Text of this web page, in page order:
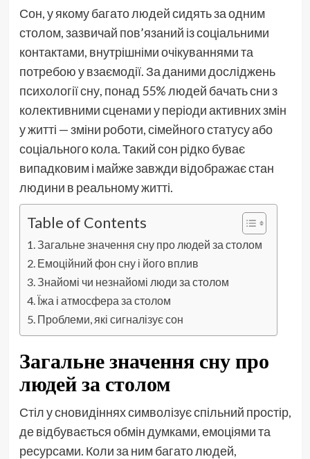
Сон, у якому багато людей сидять за одним
столом, зазвичай пов’язаний із соціальними
контактами, внутрішніми очікуваннями та
потребою у взаємодії. За даними досліджень
психології сну, понад 55% людей бачать сни з
колективними сценами у періоди активних змін
у житті — зміни роботи, сімейного статусу або
соціального кола. Такий сон рідко буває
випадковим і майже завжди відображає стан
людини в реальному житті.
Table of Contents
Загальне значення сну про людей за столом
Емоційний фон сну і його вплив
Знайомі чи незнайомі люди за столом
Їжа і атмосфера за столом
Проблеми, які сигналізує сон
Загальне значення сну про
людей за столом
Стіл у сновидіннях символізує спільний простір,
де відбувається обмін думками, емоціями та
ресурсами. Коли за ним багато людей,